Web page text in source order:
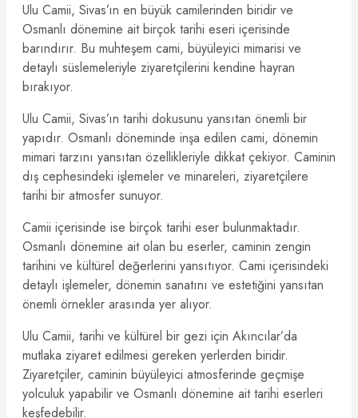
Ulu Camii, Sivas’ın en büyük camilerinden biridir ve
Osmanlı dönemine ait birçok tarihi eseri içerisinde
barındırır. Bu muhteşem cami, büyüleyici mimarisi ve
detaylı süslemeleriyle ziyaretçilerini kendine hayran
bırakıyor.
Ulu Camii, Sivas’ın tarihi dokusunu yansıtan önemli bir
yapıdır. Osmanlı döneminde inşa edilen cami, dönemin
mimari tarzını yansıtan özellikleriyle dikkat çekiyor. Caminin
dış cephesindeki işlemeler ve minareleri, ziyaretçilere
tarihi bir atmosfer sunuyor.
Camii içerisinde ise birçok tarihi eser bulunmaktadır.
Osmanlı dönemine ait olan bu eserler, caminin zengin
tarihini ve kültürel değerlerini yansıtıyor. Cami içerisindeki
detaylı işlemeler, dönemin sanatını ve estetiğini yansıtan
önemli örnekler arasında yer alıyor.
Ulu Camii, tarihi ve kültürel bir gezi için Akıncılar’da
mutlaka ziyaret edilmesi gereken yerlerden biridir.
Ziyaretçiler, caminin büyüleyici atmosferinde geçmişe
yolculuk yapabilir ve Osmanlı dönemine ait tarihi eserleri
keşfedebilir.